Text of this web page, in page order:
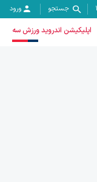
جستجو ورود
اپلیکیشن اندروید ورزش سه